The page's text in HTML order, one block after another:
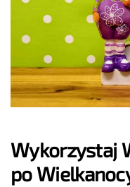
Wykorzystaj
po